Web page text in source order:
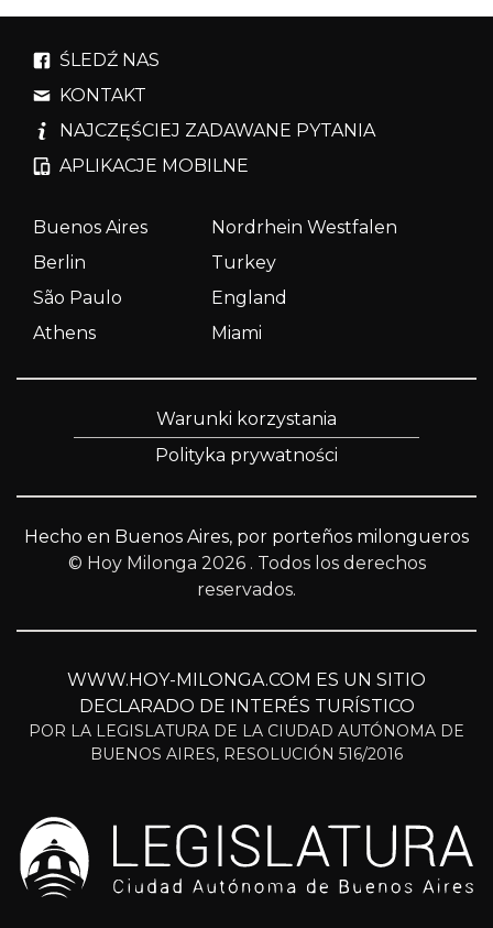
ŚLEDŹ NAS
KONTAKT
NAJCZĘŚCIEJ ZADAWANE PYTANIA
APLIKACJE MOBILNE
Buenos Aires
Nordrhein Westfalen
Berlin
Turkey
São Paulo
England
Athens
Miami
Warunki korzystania
Polityka prywatności
Hecho en Buenos Aires, por porteños milongueros
© Hoy Milonga 2026 . Todos los derechos
reservados.
WWW.HOY-MILONGA.COM ES UN SITIO
DECLARADO DE INTERÉS TURÍSTICO
POR LA LEGISLATURA DE LA CIUDAD AUTÓNOMA DE
BUENOS AIRES, RESOLUCIÓN 516/2016